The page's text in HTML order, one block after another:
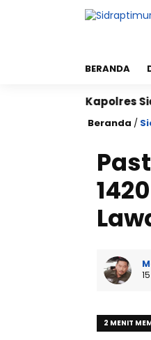
BERANDA
Kapolres Sidrap
Beranda /
2 MENIT